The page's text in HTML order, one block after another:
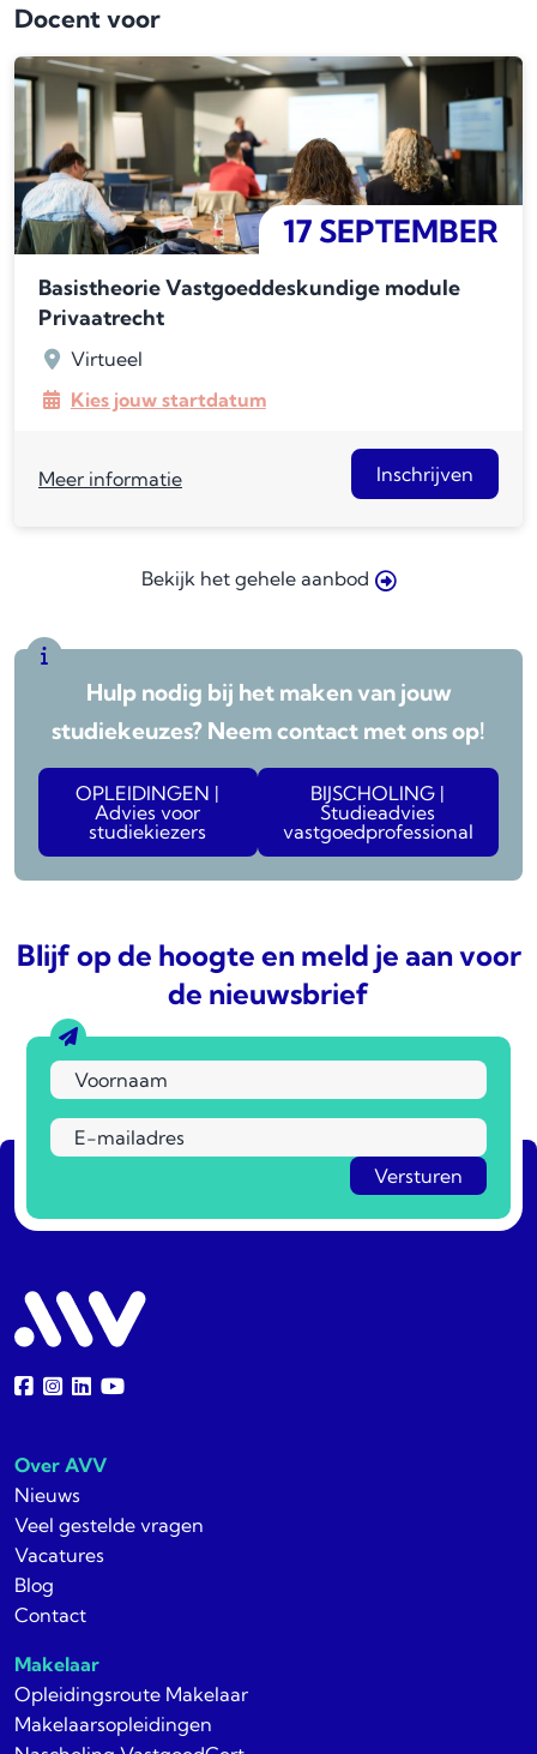
Docent voor
17 SEPTEMBER
Basistheorie Vastgoeddeskundige module
Privaatrecht
Virtueel
Kies jouw startdatum
Meer informatie Inschrijven
Bekijk het gehele aanbod
Hulp nodig bij het maken van jouw
studiekeuzes? Neem contact met ons op!
OPLEIDINGEN |
Advies voor
studiekiezers
BIJSCHOLING |
Studieadvies
vastgoedprofessional
Blijf op de hoogte en meld je aan voor
de nieuwsbrief
Over AVV
Nieuws
Veel gestelde vragen
Vacatures
Blog
Contact
Makelaar
Opleidingsroute Makelaar
Makelaarsopleidingen